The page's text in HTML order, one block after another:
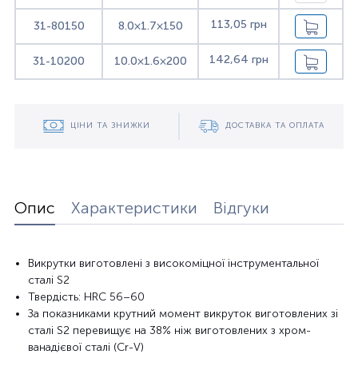
31-80150 8.0×1.7×150 113,05 грн
31-10200 10.0×1.6×200 142,64 грн
ЦІНИ ТА ЗНИЖКИ ДОСТАВКА ТА ОПЛАТА
Опис Характеристики Відгуки
Викрутки виготовлені з високоміцної інструментальної
сталі S2
Твердість: HRC 56–60
За показниками крутний момент викруток виготовлених зі
сталі S2 перевищує на 38% ніж виготовлених з хром-
ванадієвої сталі (Cr-V)